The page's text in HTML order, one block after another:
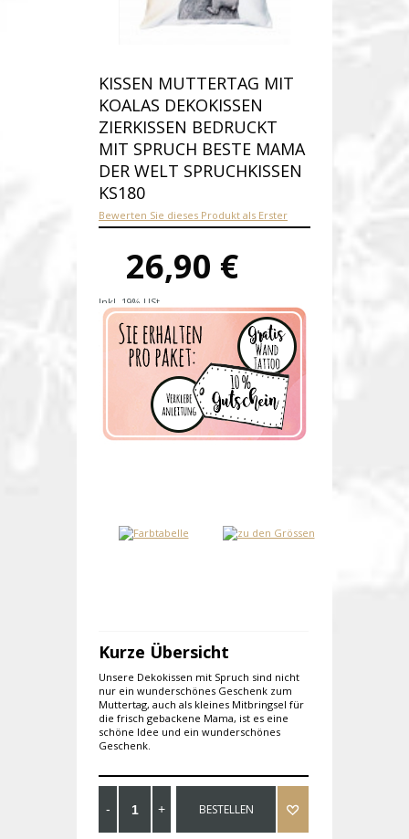
KISSEN MUTTERTAG MIT
KOALAS DEKOKISSEN
ZIERKISSEN BEDRUCKT
MIT SPRUCH BESTE MAMA
DER WELT SPRUCHKISSEN
KS180
Bewerten Sie dieses Produkt als Erster
26,90 €
Inkl. 19% USt.
Versandkosten
Produktnummer:ks180-E
Verfügbarkeit:Auf Lager
Lieferzeit: 1-2 Werktage
Kurze Übersicht
Unsere Dekokissen mit Spruch sind nicht
nur ein wunderschönes Geschenk zum
Muttertag, auch als kleines Mitbringsel für
die frisch gebackene Mama, ist es eine
schöne Idee und ein wunderschönes
Geschenk.
BESTELLEN